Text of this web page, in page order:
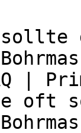
|
oft